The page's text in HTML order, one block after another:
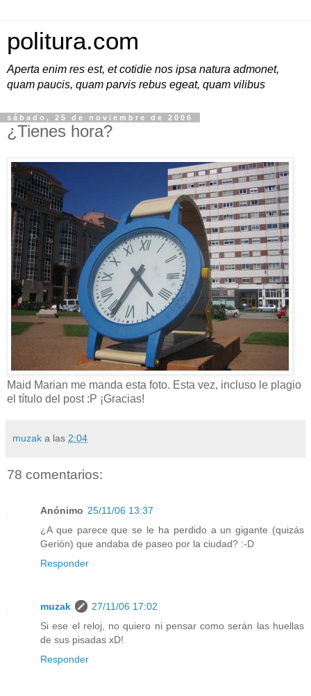
politura.com
Aperta enim res est, et cotidie nos ipsa natura admonet,
quam paucis, quam parvis rebus egeat, quam vilibus
sábado, 25 de noviembre de 2006
¿Tienes hora?
Maid Marian me manda esta foto. Esta vez, incluso le plagio
el título del post :P ¡Gracias!
muzak a las 2:04
78 comentarios:
Anónimo 25/11/06 13:37
¿A que parece que se le ha perdido a un gigante (quizás
Gerión) que andaba de paseo por la ciudad? :-D
Responder
muzak
27/11/06 17:02
Si ese el reloj, no quiero ni pensar como serán las huellas
de sus pisadas xD!
Responder